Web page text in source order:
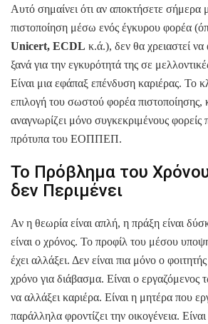
Αυτό σημαίνει ότι αν αποκτήσετε σήμερα
πιστοποίηση μέσω ενός έγκυρου φορέα
Unicert, ECDL κ.ά.), δεν θα χρειαστεί
ξανά για την εγκυρότητά της σε
Είναι μια εφάπαξ επένδυση καριέρας. Το
επιλογή του σωστού φορέα
αναγνωρίζει μόνο συγκεκριμένους
πρότυπα του ΕΟΠΠΕΠ.
Το Πρόβλημα του
δεν Περιμένει
Αν η θεωρία είναι απλή, η πράξη είναι
είναι ο χρόνος. Το προφίλ του μέσου
έχει αλλάξει. Δεν είναι πια μόνο ο
χρόνο για διάβασμα. Είναι ο εργαζόμενος
να αλλάξει καριέρα. Είναι η μητέρα που
παράλληλα φροντίζει την οικογένεια.